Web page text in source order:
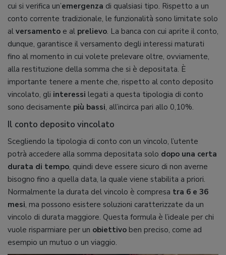
cui si verifica un’emergenza di qualsiasi tipo. Rispetto a un
conto corrente tradizionale, le funzionalità sono limitate solo
al versamento e al prelievo. La banca con cui aprite il conto,
dunque, garantisce il versamento degli interessi maturati
fino al momento in cui volete prelevare oltre, ovviamente,
alla restituzione della somma che si è depositata. È
importante tenere a mente che, rispetto al conto deposito
vincolato, gli interessi legati a questa tipologia di conto
sono decisamente più bassi, all’incirca pari allo 0,10%.
Il conto deposito vincolato
Scegliendo la tipologia di conto con un vincolo, l’utente
potrà accedere alla somma depositata solo dopo una certa
durata di tempo, quindi deve essere sicuro di non averne
bisogno fino a quella data, la quale viene stabilita a priori.
Normalmente la durata del vincolo è compresa tra 6 e 36
mesi, ma possono esistere soluzioni caratterizzate da un
vincolo di durata maggiore. Questa formula è l’ideale per chi
vuole risparmiare per un obiettivo ben preciso, come ad
esempio un mutuo o un viaggio.